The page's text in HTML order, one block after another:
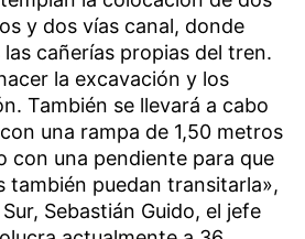
y dos vías canal, donde
cañerías propias del tren.
la excavación y los
También se llevará a cabo
una rampa de 1,50 metros
con una pendiente para que
también puedan transitarla»,
Sebastián Guido, el jefe